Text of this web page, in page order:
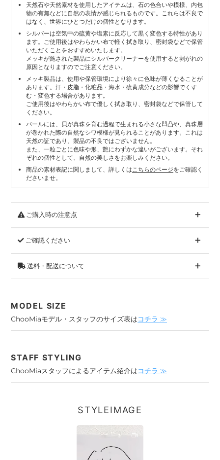
天然石や天然素材を使用したアイテムは、石の色合いや模様、内包
物の有無などに自然の表情が感じられるものです。これらは不良で
はなく、世界にひとつだけの個性となります。
シルバーは空気中の硫黄や塩素に反応して黒く変色する特性があり
ます。ご使用後はやわらかい布で軽く拭き取り、密封袋などで保管
いただくことをおすすめいたします。
メッキが施された製品にシルバークリーナーを使用すると剥がれの
原因となりますのでご注意ください。
メッキ製品は、使用や保管環境により徐々に色味が薄くなることが
あります。汗・皮脂・化粧品・海水・硫黄成分などの影響でくす
む・変色する場合があります。
ご使用後はやわらかい布で優しく拭き取り、密封袋などで保管して
ください。
パールには、貝が真珠を育む過程で生まれる小さな凹凸や、真珠層
が巻かれた際の自然なシワ模様が見られることがあります。これは
天然の証であり、製品の不良ではございません。
また、一粒ごとに色味や形、艶にわずかな違いがございます。それ
ぞれの個性として、自然の美しさをお楽しみください。
商品の素材表記に関しまして、詳しくは こちらのページをご確認く
ださいませ。
ご購入時の注意点
ご確認ください
送料・配送について
MODEL SIZE
ChooMiaモデル・スタッフのサイズ表はコチラ ≫
STAFF STYLING
ChooMiaスタッフによるアイテム紹介はコチラ ≫
STYLEIMAGE